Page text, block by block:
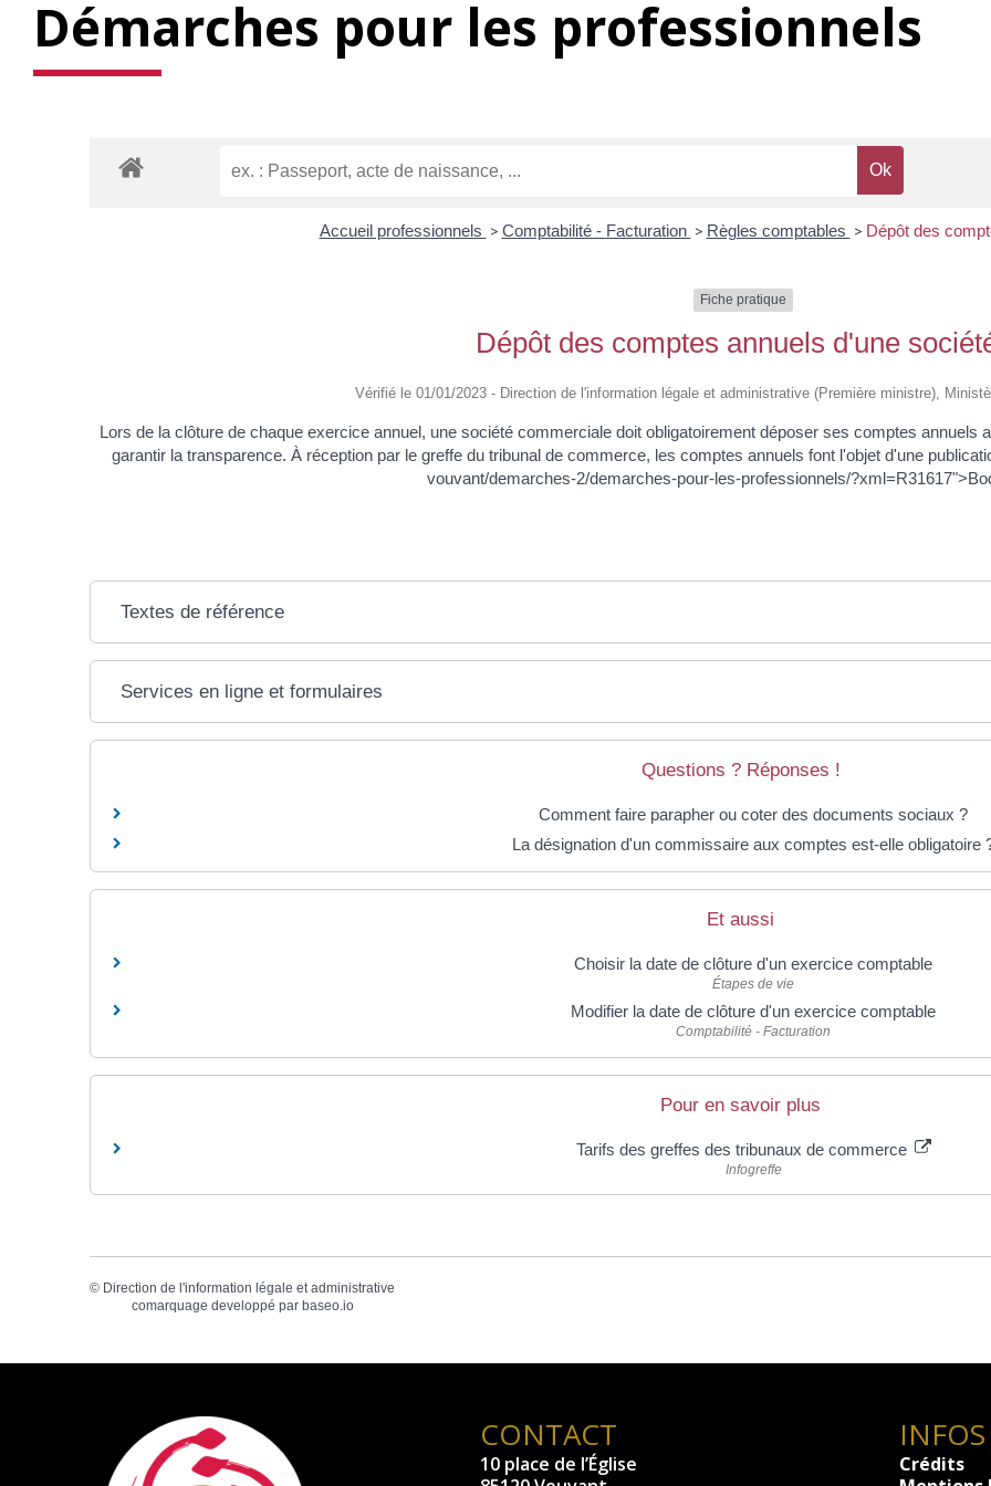
Démarches pour les professionnels
Accueil professionnels > Comptabilité - Facturation > Règles comptables > Dépôt des
Fiche pratique
Dépôt des comptes annuels d'une
Vérifié le 01/01/2023 - Direction de l'information légale et administrative (Première ministre),
Lors de la clôture de chaque exercice annuel, une société commerciale doit obligatoirement déposer ses comptes
garantir la transparence. À réception par le greffe du tribunal de commerce, les comptes annuels font l'objet d'une
vouvant/demarches-2/demarches-pour-les-professionnels/
Textes de référence
Services en ligne et formulaires
Questions ? Réponses !
Comment faire parapher ou coter des documents sociaux ?
La désignation d'un commissaire aux comptes est-elle obligatoire
Et aussi
Choisir la date de clôture d'un exercice comptable
Étapes de vie
Modifier la date de clôture d'un exercice comptable
Comptabilité - Facturation
Pour en savoir plus
Tarifs des greffes des tribunaux de commerce
Infogreffe
© Direction de l'information légale et administrative
comarquage developpé par baseo.io
CONTACT
10 place de l’Église
Crédits